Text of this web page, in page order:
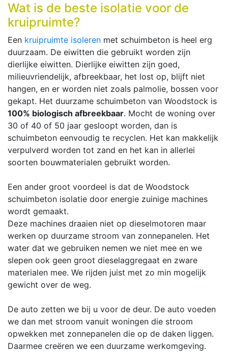
Wat is de beste isolatie voor de
kruipruimte?
Een kruipruimte isoleren met schuimbeton is heel erg
duurzaam. De eiwitten die gebruikt worden zijn
dierlijke eiwitten. Dierlijke eiwitten zijn goed,
milieuvriendelijk, afbreekbaar, het lost op, blijft niet
hangen, en er worden niet zoals palmolie, bossen voor
gekapt. Het duurzame schuimbeton van Woodstock is
100% biologisch afbreekbaar. Mocht de woning over
30 of 40 of 50 jaar gesloopt worden, dan is
schuimbeton eenvoudig te recyclen. Het kan makkelijk
verpulverd worden tot zand en het kan in allerlei
soorten bouwmaterialen gebruikt worden.
Een ander groot voordeel is dat de Woodstock
schuimbeton isolatie door energie zuinige machines
wordt gemaakt.
Deze machines draaien niet op dieselmotoren maar
werken op duurzame stroom van zonnepanelen. Het
water dat we gebruiken nemen we niet mee en we
slepen ook geen groot dieselaggregaat en zware
materialen mee. We rijden juist met zo min mogelijk
gewicht over de weg.
De auto zetten we bij u voor de deur. De auto voeden
we dan met stroom vanuit woningen die stroom
opwekken met zonnepanelen die op de daken liggen.
Daarmee creëren we een duurzame werkomgeving.